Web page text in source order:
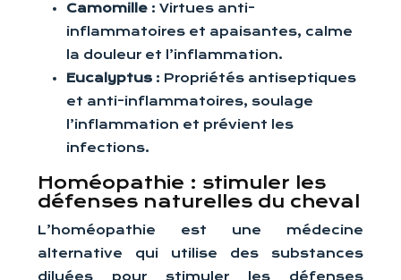
Camomille : Virtues anti-
inflammatoires et apaisantes, calme
la douleur et l’inflammation.
Eucalyptus : Propriétés antiseptiques
et anti-inflammatoires, soulage
l’inflammation et prévient les
infections.
Homéopathie : stimuler les
défenses naturelles du cheval
L’homéopathie est une médecine
alternative qui utilise des substances
diluées pour stimuler les défenses